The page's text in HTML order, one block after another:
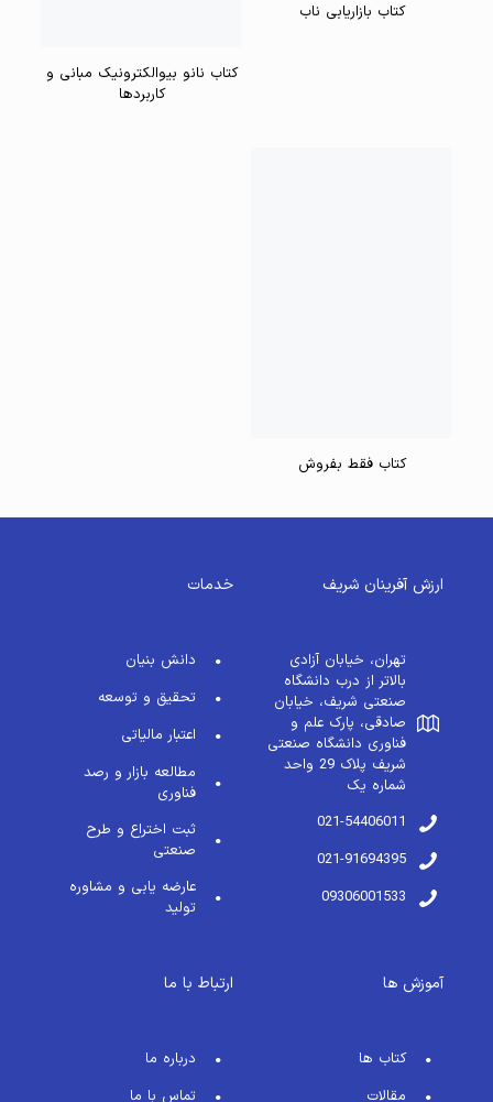
کتاب بازاریابی ناب
کتاب نانو بیوالکترونیک مبانی و
کاربردها
کتاب فقط بفروش
ارزش آفرینان شریف
تهران، خیابان آزادی
بالاتر از درب دانشگاه
صنعتی شریف، خیابان
صادقی، پارک علم و
فناوری دانشگاه صنعتی
شریف پلاک 29 واحد
شماره یک
021-54406011
021-91694395
09306001533
خدمات
دانش بنیان
تحقیق و توسعه
اعتبار مالیاتی
مطالعه بازار و رصد
فناوری
ثبت اختراع و طرح
صنعتی
عارضه یابی و مشاوره
تولید
آموزش ها
کتاب ها
مقالات
ارتباط با ما
درباره ما
تماس با ما